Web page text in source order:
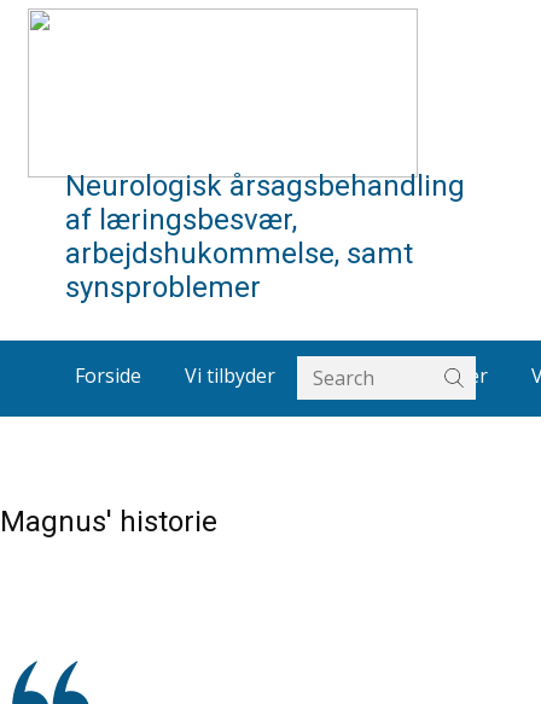
Neurologisk årsagsbehandling
af læringsbesvær,
arbejdshukommelse, samt
synsproblemer
Forside Vi tilbyder Om os Artikler
Magnus' historie